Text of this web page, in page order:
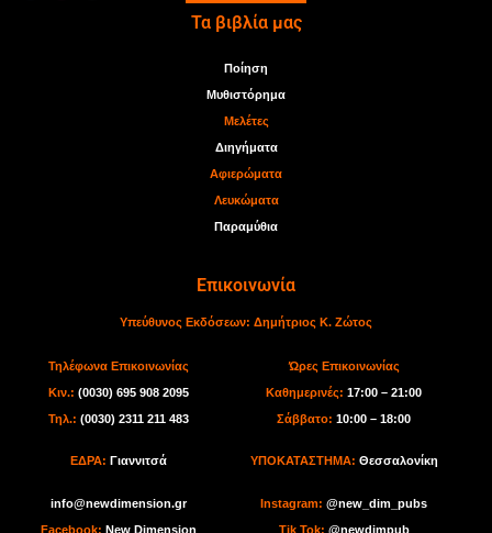
Τα βιβλία μας
Ποίηση
Μυθιστόρημα
Μελέτες
Διηγήματα
Αφιερώματα
Λευκώματα
Παραμύθια
Επικοινωνία
Υπεύθυνος Εκδόσεων: Δημήτριος Κ. Ζώτος
Τηλέφωνα Επικοινωνίας
Κιν.: (0030) 695 908 2095
Τηλ.: (0030) 2311 211 483
ΕΔΡΑ: Γιαννιτσά
info@newdimension.gr
Facebook:New Dimension
Ώρες Επικοινωνίας
Καθημερινές:17:00 – 21:00
Σάββατο: 10:00 – 18:00
ΥΠΟΚΑΤΑΣΤΗΜΑ: Θεσσαλονίκη
Instagram:@new_dim_pubs
Tik Tok: @newdimpub